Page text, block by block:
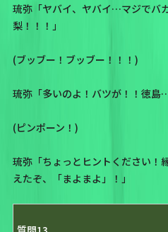
琉弥「ヤバイ、ヤバイ…マジでバ
梨！！！」
(ブッブー！ブッブー！！！)
琉弥「多いのよ！バツが！！徳島…
(ピンポーン！)
琉弥「ちょっとヒントください
えたぞ、「まよまよ」！」